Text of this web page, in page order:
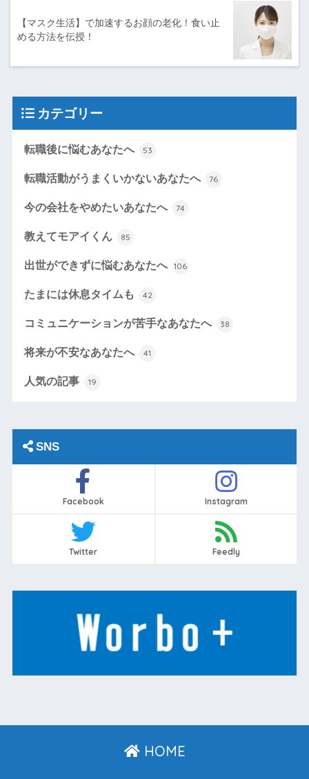
【マスク生活】で加速するお顔の老化！食い止
める方法を伝授！
カテゴリー
転職後に悩むあなたへ 53
転職活動がうまくいかないあなたへ 76
今の会社をやめたいあなたへ 74
教えてモアイくん 85
出世ができずに悩むあなたへ 106
たまには休息タイムも 42
コミュニケーションが苦手なあなたへ 38
将来が不安なあなたへ 41
人気の記事 19
SNS
Facebook Instagram
Twitter Feedly
HOME